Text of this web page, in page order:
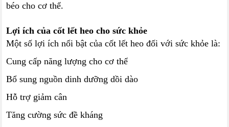
béo cho cơ thể.
Lợi ích của cốt lết heo cho sức khỏe
Một số lợi ích nổi bật của cốt lết heo đối với sức khỏe là:
Cung cấp năng lượng cho cơ thể
Bổ sung nguồn dinh dưỡng dồi dào
Hỗ trợ giảm cân
Tăng cường sức đề kháng